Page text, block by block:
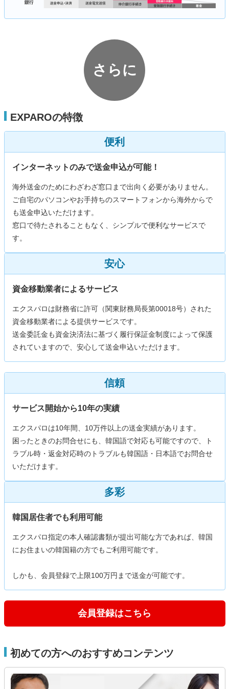
さらに
EXPAROの特徴
便利
インターネットのみで送金申込が可能！
海外送金のためにわざわざ窓口まで出向く必要がありません。
ご自宅のパソコンやお手持ちのスマートフォンから海外からで
も送金申込いただけます。
窓口で待たされることもなく、シンプルで便利なサービスで
す。
安心
資金移動業者によるサービス
エクスパロは財務省に許可（関東財務局長第00018号）された
資金移動業者による提供サービスです。
送金委託金も資金決済法に基づく履行保証金制度によって保護
されていますので、安心して送金申込いただけます。
信頼
サービス開始から10年の実績
エクスパロは10年間、10万件以上の送金実績があります。
困ったときのお問合せにも、韓国語で対応も可能ですので、ト
ラブル時・返金対応時のトラブルも韓国語・日本語でお問合せ
いただけます。
多彩
韓国居住者でも利用可能
エクスパロ指定の本人確認書類が提出可能な方であれば、韓国
にお住まいの韓国籍の方でもご利用可能です。
しかも、会員登録で上限100万円まで送金が可能です。
会員登録はこちら
初めての方へのおすすめコンテンツ